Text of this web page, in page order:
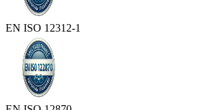
EN ISO 12312-1